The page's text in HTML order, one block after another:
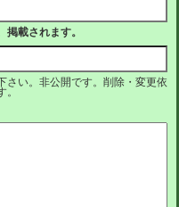
掲載されます。
さい。非公開です。削除・変更依
。